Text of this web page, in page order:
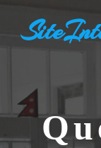
contenu